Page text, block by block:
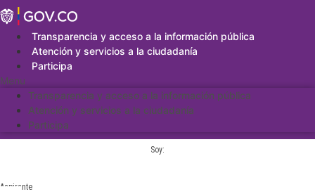
Saltar
al
contenidoTransparencia y acceso a la información pública
Atención y servicios a la ciudadanía
Participa
Menu
Transparencia y acceso a la información pública
Atención y servicios a la ciudadanía
Participa
Soy:
Aspirante